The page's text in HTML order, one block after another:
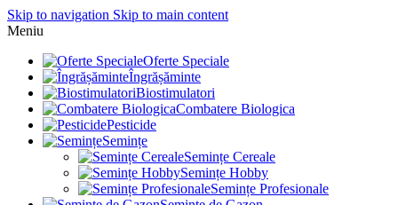
Skip to navigation Skip to main content
Meniu
Oferte Speciale
Îngrășăminte
Biostimulatori
Combatere Biologica
Pesticide
Semințe
Semințe Cereale
Semințe Hobby
Semințe Profesionale